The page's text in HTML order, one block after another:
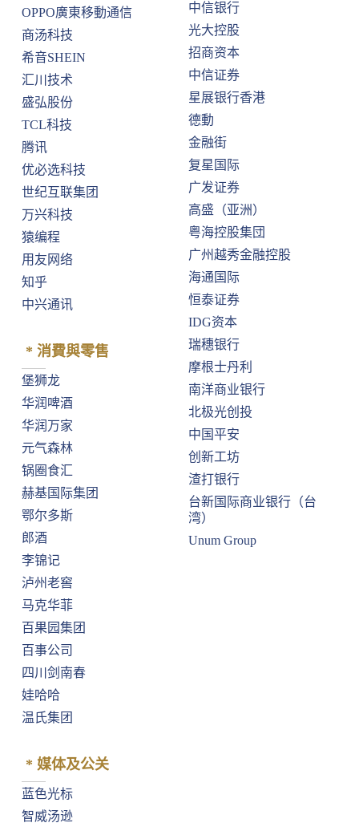
OPPO廣東移動通信
商汤科技
希音SHEIN
汇川技术
盛弘股份
TCL科技
腾讯
优必选科技
世纪互联集团
⁠万兴科技
猿编程
⁠用友网络
知乎
中兴通讯
* 消費與零售
⁠堡狮龙
华润啤酒
⁠华润万家
元气森林
锅圈食汇
赫基国际集团
⁠鄂尔多斯
⁠郎酒
李锦记
泸州老窖
马克华菲
⁠百果园集团
百事公司
⁠四川剑南春
娃哈哈
⁠温氏集团
* 媒体及公关
⁠蓝色光标
智威汤逊
中信银行
光大控股
招商资本
中信证券
星展银行香港
德動
金融街
⁠复星国际
广发证券
高盛（亚洲）
⁠粤海控股集団
广州越秀金融控股
⁠海通国际
恒泰证券
IDG资本
瑞穗银行
摩根士丹利
南洋商业银行
北极光创投
中国平安
创新工坊
渣打银行
⁠台新国际商业银行（台
湾）
Unum Group